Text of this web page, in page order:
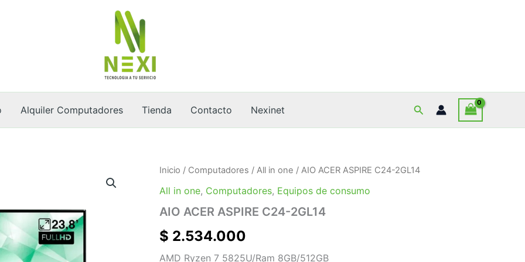
Alquiler Computadores Tienda Contacto Nexinet Buscar
Inicio / Computadores / All in one / AIO ACER ASPIRE C24-2GL14
All in one, Computadores, Equipos de consumo
AIO ACER ASPIRE C24-2GL14
$ 2.534.000
AMD Ryzen 7 5825U/Ram 8GB/512GB
AIO
ASPIRE
2GL14